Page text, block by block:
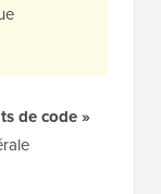
de code »